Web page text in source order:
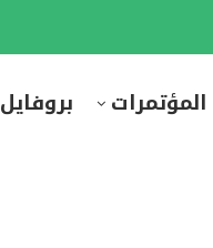
المؤتمرات بروفايل